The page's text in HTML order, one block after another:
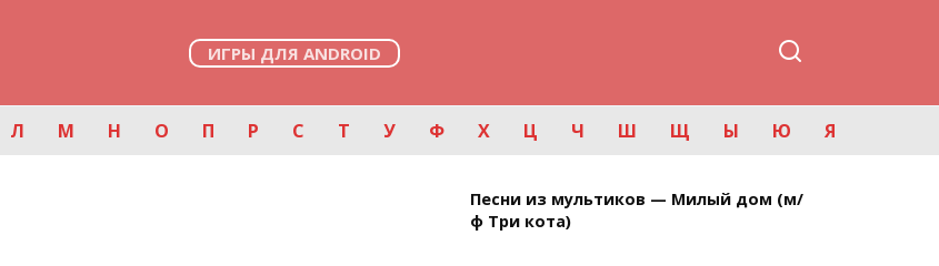
ИГРЫ ДЛЯ ANDROID
Л М Н О П Р С Т У Ф Х Ц Ч Ш Щ Ы Ю Я
Песни из мультиков — Милый дом (м/
ф Три кота)